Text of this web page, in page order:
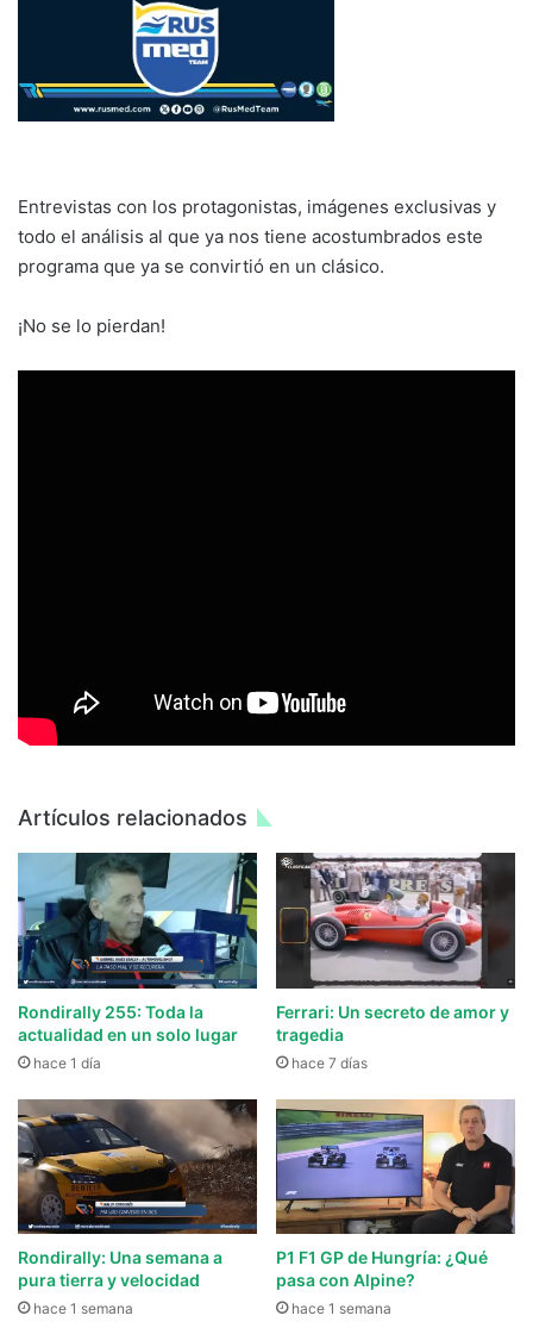
Entrevistas con los protagonistas, imágenes exclusivas y
todo el análisis al que ya nos tiene acostumbrados este
programa que ya se convirtió en un clásico.
¡No se lo pierdan!
Artículos relacionados
Rondirally 255: Toda la
actualidad en un solo lugar
hace 1 día
Ferrari: Un secreto de amor y
tragedia
hace 7 días
Rondirally: Una semana a
pura tierra y velocidad
hace 1 semana
P1 F1 GP de Hungría: ¿Qué
pasa con Alpine?
hace 1 semana